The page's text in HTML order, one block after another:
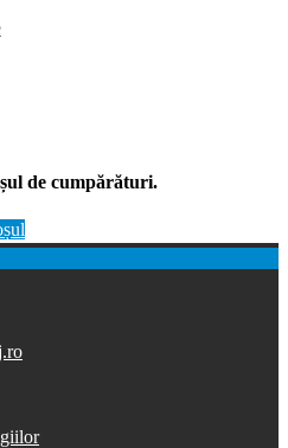
de cumpărături.